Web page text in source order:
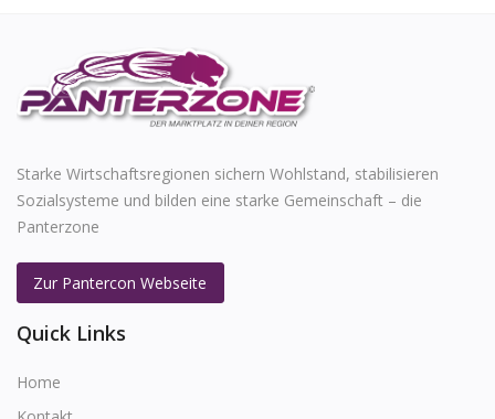
Starke Wirtschaftsregionen sichern Wohlstand, stabilisieren
Sozialsysteme und bilden eine starke Gemeinschaft – die
Panterzone
Zur Pantercon Webseite
Quick Links
Home